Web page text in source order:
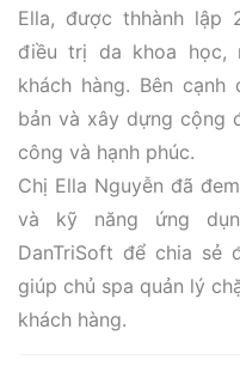
Ella, được thhành lập
điều trị da khoa học,
khách hàng. Bên
bản và xây dựng cộng
công và hạnh phúc.
Chị Ella Nguyễn đã
và kỹ năng ứng
DanTriSoft để chia sẻ
giúp chủ spa quản lý
khách hàng.